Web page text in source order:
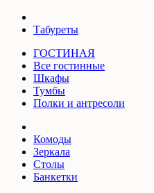
Табуреты
ГОСТИНАЯ
Все гостинные
Шкафы
Тумбы
Полки и антресоли
Комоды
Зеркала
Столы
Банкетки